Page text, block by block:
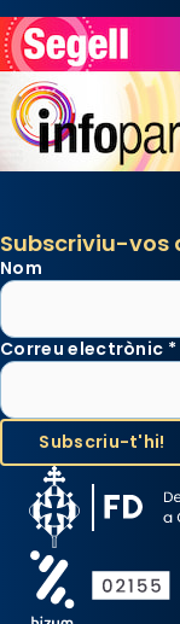
Subscriviu-vos
Nom
Correu electrònic *